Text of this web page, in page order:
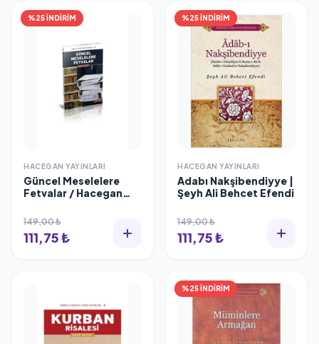
%25 İNDİRİM
HACEGAN YAYINLARI
Güncel Meselelere
Fetvalar / Hacegan
Asutay
149,00 ₺
111,75 ₺
%25 İNDİRİM
HACEGAN YAYINLARI
Adabı Nakşibendiyye |
Şeyh Ali Behcet Efendi
149,00 ₺
111,75 ₺
%25 İNDİRİM